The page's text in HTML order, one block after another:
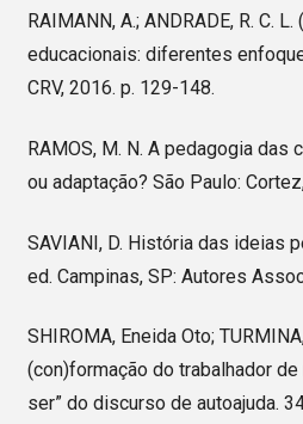
RAIMANN, A.; ANDRADE, R. C.
educacionais: diferentes
CRV, 2016. p. 129-148.
RAMOS, M. N. A pedagogia das
ou adaptação? São Paulo:
SAVIANI, D. História das ideias
ed. Campinas, SP: Autores
SHIROMA, Eneida Oto;
(con)formação do trabalhador de
ser” do discurso de autoajuda.